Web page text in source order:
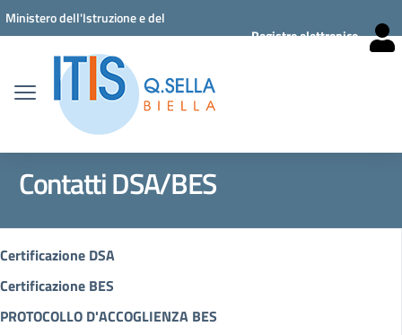
Vai ai contenuti
Vai al menu di navigazione
Vai al footer
Ministero dell'Istruzione e del
Registro elettronico
Contatti DSA/BES
Certificazione DSA
Certificazione BES
PROTOCOLLO D'ACCOGLIENZA BES